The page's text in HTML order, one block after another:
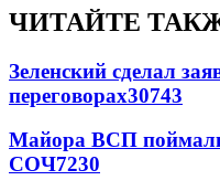
ЧИТАЙТЕ
Зеленский сделал
переговорах30743
Майора ВСП
СОЧ7230